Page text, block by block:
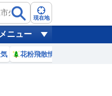
現在地
ニュー
花粉飛散情報